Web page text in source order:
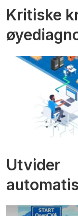
Kritiske
Utvider